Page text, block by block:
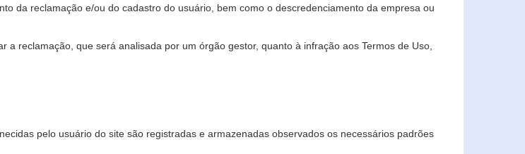
da reclamação e/ou do cadastro do usuário, bem como o descredenciamento da empresa ou
reclamação, que será analisada por um órgão gestor, quanto à infração aos Termos de Uso,
pelo usuário do site são registradas e armazenadas observados os necessários padrões